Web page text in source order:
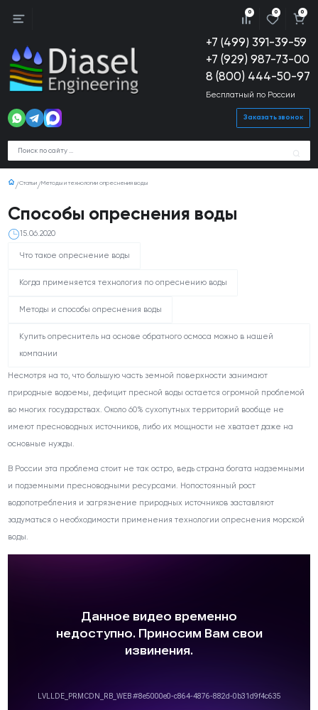
+7 (499) 391-39-59
+7 (929) 987-73-00
8 (800) 444-50-97
Бесплатный по России
Заказать звонок
0 0 0
Статьи Методы и технологии опреснения воды
Способы опреснения воды
15.06.2020
Что такое опреснение воды
Когда применяется технология по опреснению воды
Методы и способы опреснения воды
Купить опреснитель на основе обратного осмоса можно в нашей
компании
Несмотря на то, что большую часть земной поверхности занимают
природные водоемы, дефицит пресной воды остается огромной проблемой
во многих государствах. Около 60% сухопутных территорий вообще не
имеют пресноводных источников, либо их мощности не хватает даже на
основные нужды.
В России эта проблема стоит не так остро, ведь страна богата надземными
и подземными пресноводными ресурсами. Нопостоянный рост
водопотребления и загрязнение природных источников заставляют
задуматься о необходимости применения технологии опреснения морской
воды.